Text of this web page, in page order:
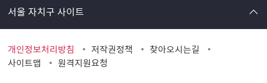
서울 자치구 사이트
개인정보처리방침 저작권정책
찾아오시는길
사이트맵
원격지원요청